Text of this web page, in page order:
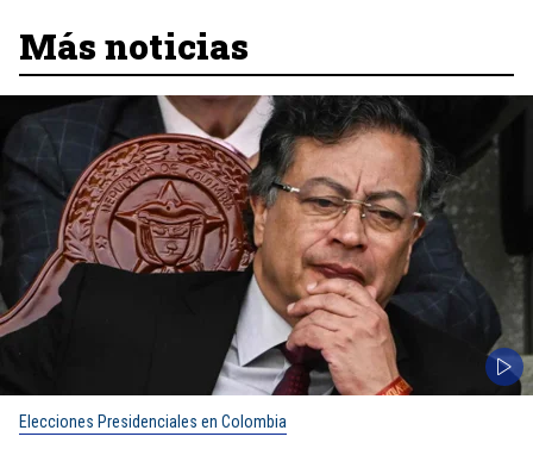
Más noticias
Elecciones Presidenciales en Colombia